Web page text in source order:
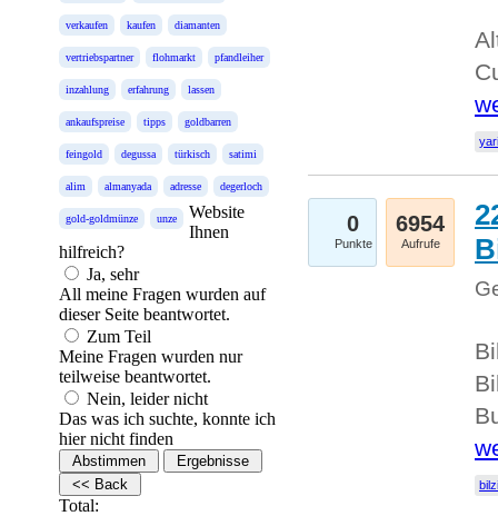
verkaufen kaufen diamanten
vertriebspartner flohmarkt pfandleiher
inzahlung erfahrung lassen
ankaufspreise tipps goldbarren
feingold degussa türkisch satimi
alim almanyada adresse degerloch
gold-goldmünze unze
Website
Ihnen
hilfreich?
Ja, sehr
All meine Fragen wurden auf
dieser Seite beantwortet.
Zum Teil
Meine Fragen wurden nur
teilweise beantwortet.
Nein, leider nicht
Das was ich suchte, konnte ich
hier nicht finden
Total:
0
Punkte
6954
Aufrufe